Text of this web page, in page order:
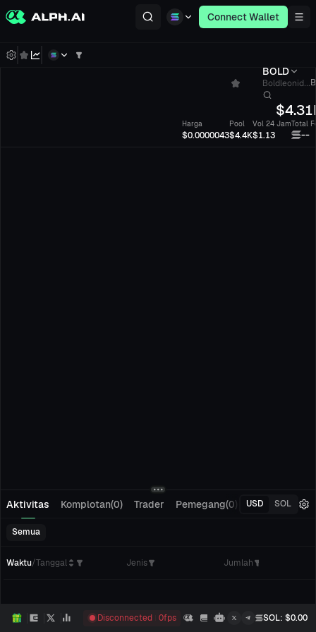
Connect Wallet
BOLD
Boldleonid...
$
Harga
$0.0000043
Pool
$4.4K
Vol 24 Jam
$1.13
Total
--
Aktivitas Komplotan(0) Trader Pemegang(0) Pelacakan(0)
USD SOL
Semua
Waktu/Tanggal Jenis Jumlah
Disconnected 0fps SOL: $0.00